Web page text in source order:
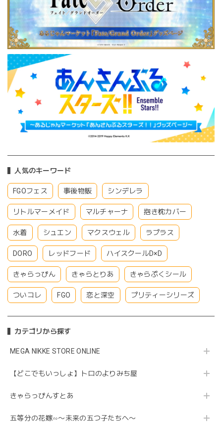
人気のキーワード
FGOフェス 事後物販 シンデレラ
リトルマーメイド マルチャーナ 抱き枕カバー
水着 シュエン マクスウェル ラプラス
DORO レッドフード ハイスクールD×D
きゃらっぴん きゃらとりあ きゃらぷくシール
ついコレ FGO 恋と深空 プリティーシリーズ
カテゴリから探す
MEGA NIKKE STORE ONLINE
【どこでもいっしょ】トロのよりみち屋
きゃらっぴんすとあ
五等分の花嫁∽〜未来の五つ子たちへ〜